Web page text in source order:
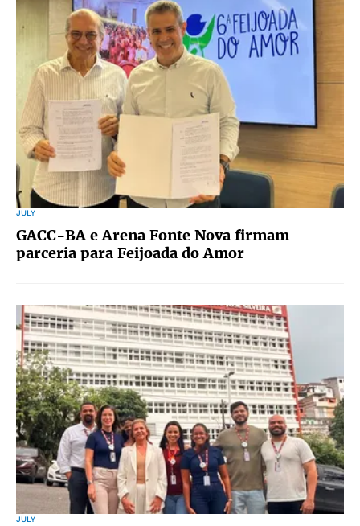
JULY
GACC-BA e Arena Fonte Nova firmam
parceria para Feijoada do Amor
JULY